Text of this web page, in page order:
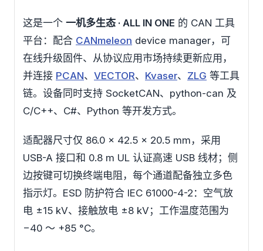
这是一个 一机多生态 · ALL IN ONE 的 CAN 工具
平台：配合 CANmeleon device manager，可
在线升级固件、从协议应用市场持续更新应用，
并连接 PCAN、 VECTOR、 Kvaser、 ZLG 等工具
链。设备同时支持 SocketCAN、python-can 及
C/C++、C#、Python 等开发方式。
适配器尺寸仅 86.0 × 42.5 × 20.5 mm，采用
USB-A 接口和 0.8 m UL 认证高速 USB 线材；侧
边按键可切换终端电阻，每个通道配备独立多色
指示灯。ESD 防护符合 IEC 61000-4-2：空气放
电 ±15 kV、接触放电 ±8 kV；工作温度范围为
−40 ～ +85 °C。